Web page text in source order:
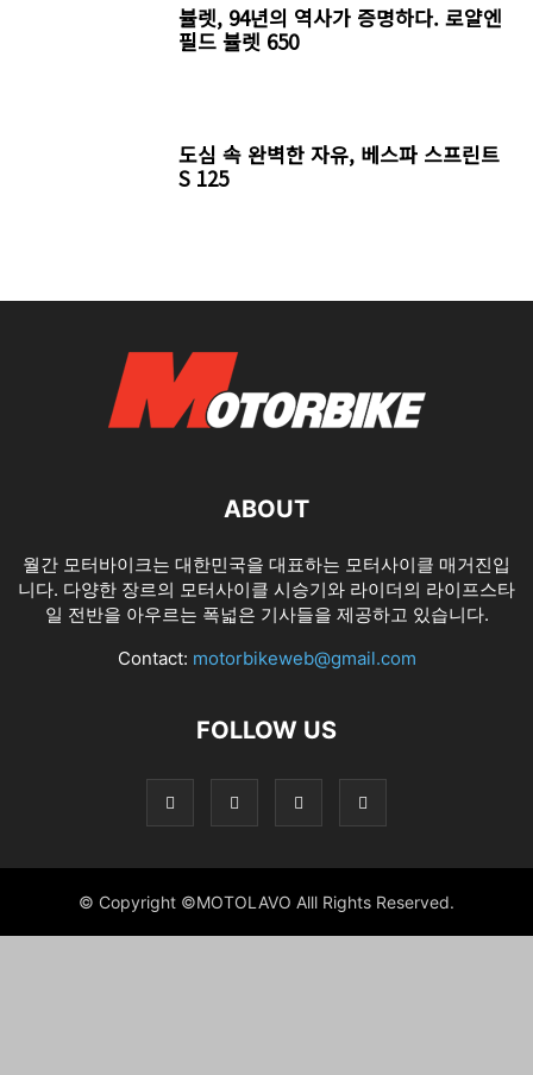
뷸렛, 94년의 역사가 증명하다. 로얄엔
필드 뷸렛 650
도심 속 완벽한 자유, 베스파 스프린트
S 125
ABOUT
월간 모터바이크는 대한민국을 대표하는 모터사이클 매거진입
니다. 다양한 장르의 모터사이클 시승기와 라이더의 라이프스타
일 전반을 아우르는 폭넓은 기사들을 제공하고 있습니다.
Contact: motorbikeweb@gmail.com
FOLLOW US
© Copyright ©MOTOLAVO Alll Rights Reserved.